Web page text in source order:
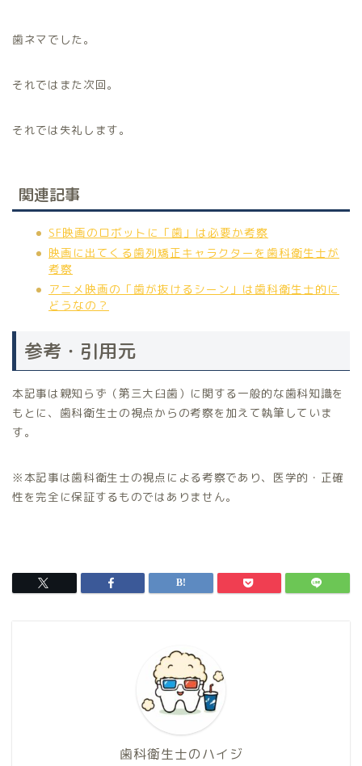
歯ネマでした。
それではまた次回。
それでは失礼します。
関連記事
SF映画のロボットに「歯」は必要か考察
映画に出てくる歯列矯正キャラクターを歯科衛生士が
考察
アニメ映画の「歯が抜けるシーン」は歯科衛生士的に
どうなの？
参考・引用元
本記事は親知らず（第三大臼歯）に関する一般的な歯科知識を
もとに、歯科衛生士の視点からの考察を加えて執筆していま
す。
※本記事は歯科衛生士の視点による考察であり、医学的・正確
性を完全に保証するものではありません。
歯科衛生士のハイジ